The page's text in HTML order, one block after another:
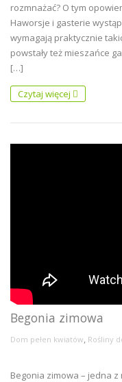
rozmnażać? O tym
Haworsje i gasterie
wymagają praktycznie
powstały też mieszańce
[…]
Czytaj więcej
Begonia zimowa
Dom pełen kwiatów, Rośliny
Begonia zimowa – jedna